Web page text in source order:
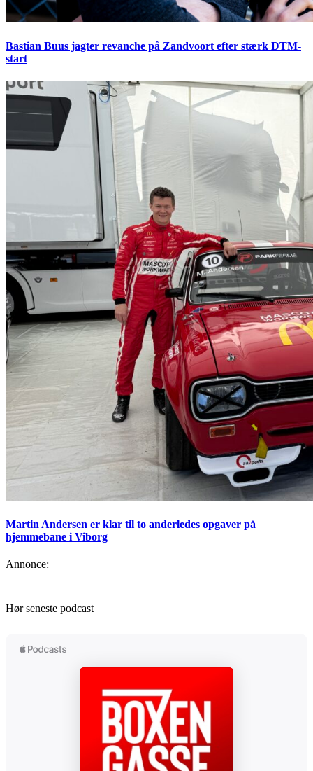
Bastian Buus jagter revanche på Zandvoort efter stærk DTM-
start
Martin Andersen er klar til to anderledes opgaver på
hjemmebane i Viborg
Annonce:
Hør seneste podcast